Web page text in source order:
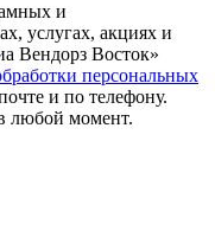
и
услугах, акциях и
Вендорз Восток»
персональных
и по телефону.
любой момент.